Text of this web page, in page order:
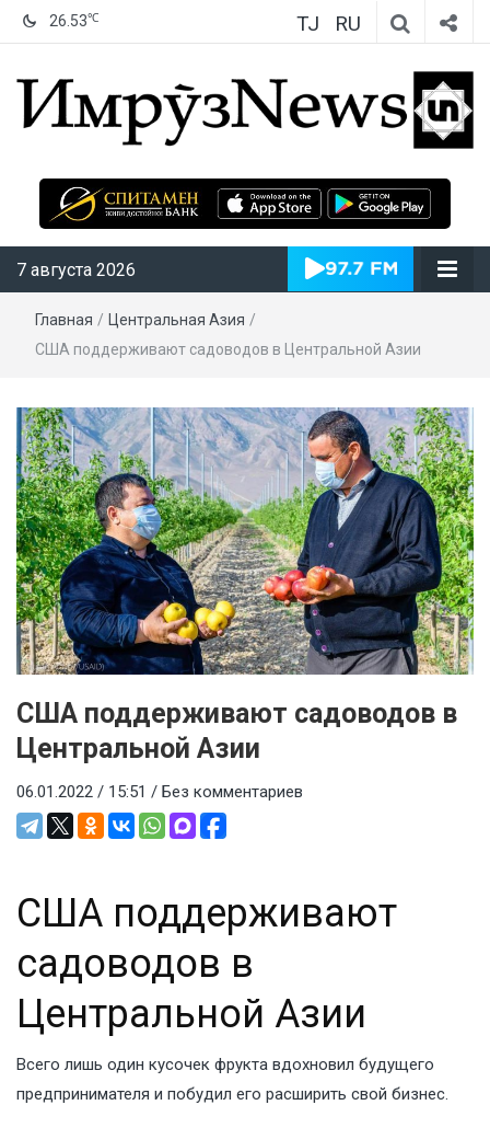
26.53℃ TJ RU
ИмрӯзNews
7 августа 2026
Главная / Центральная Азия /
США поддерживают садоводов в Центральной Азии
США поддерживают садоводов в
Центральной Азии
06.01.2022 / 15:51 / Без комментариев
США поддерживают
садоводов в
Центральной Азии
Всего лишь один кусочек фрукта вдохновил будущего
предпринимателя и побудил его расширить свой бизнес.